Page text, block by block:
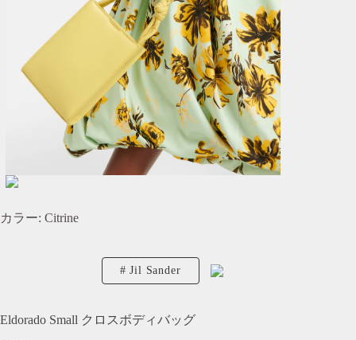
カラー: Citrine
Jil Sander
Eldorado Small クロスボディバッグ